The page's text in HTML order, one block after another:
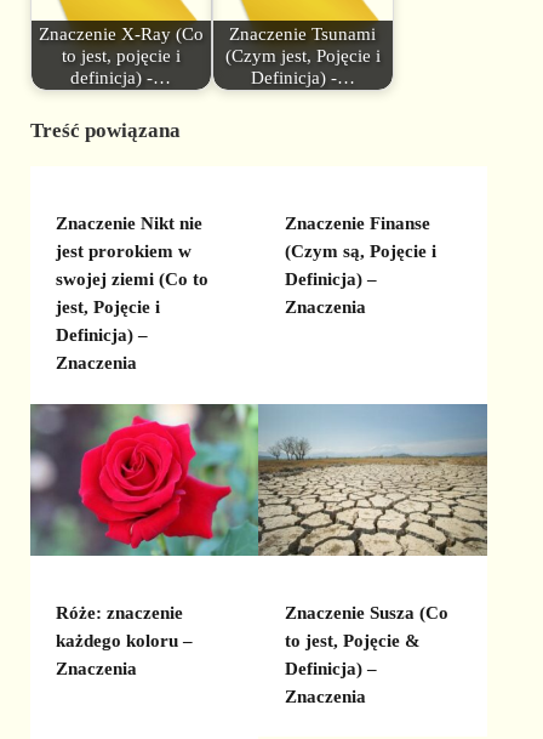
Znaczenie X-Ray (Co
to jest, pojęcie i
definicja) -…
Znaczenie Tsunami
(Czym jest, Pojęcie i
Definicja) -…
Treść powiązana
Znaczenie Nikt nie
jest prorokiem w
swojej ziemi (Co to
jest, Pojęcie i
Definicja) –
Znaczenia
Znaczenie Finanse
(Czym są, Pojęcie i
Definicja) –
Znaczenia
Róże: znaczenie
każdego koloru –
Znaczenia
Znaczenie Susza (Co
to jest, Pojęcie &
Definicja) –
Znaczenia